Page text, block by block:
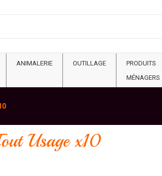
ANIMALERIE OUTILLAGE
PRODUITS
MÉNAGERS
Usage x10